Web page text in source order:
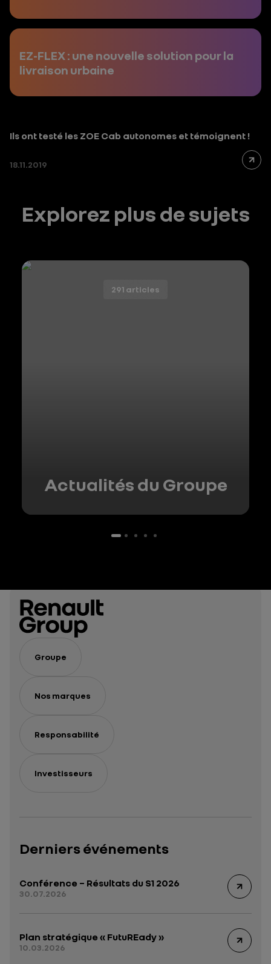
EZ-FLEX : une nouvelle solution pour la
livraison urbaine
Ils ont testé les ZOE Cab autonomes et témoignent !
18.11.2019
Explorez plus de sujets
Actualités du Groupe
291 articles
Groupe
Nos marques
Responsabilité
Investisseurs
Derniers événements
Conférence – Résultats du S1 2026
30.07.2026
Plan stratégique « FutuREady »
10.03.2026